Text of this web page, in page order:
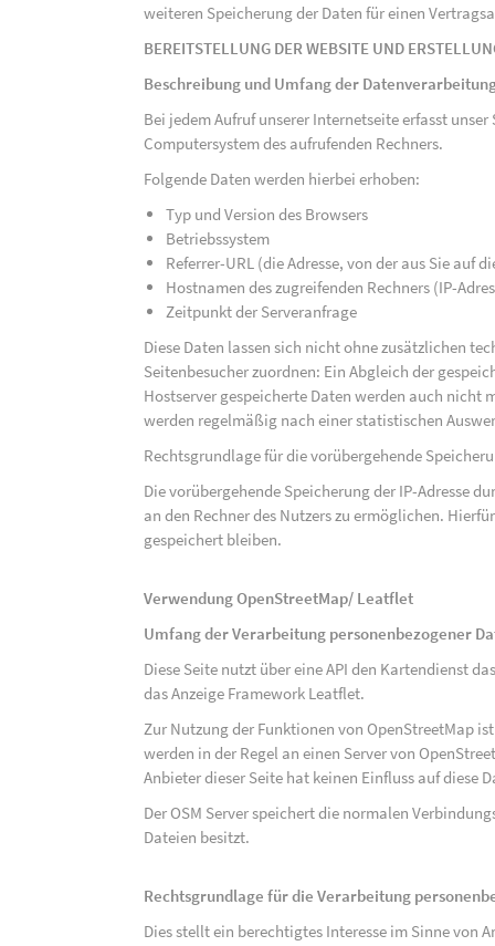
weiteren Speicherung der Daten für einen
BEREITSTELLUNG DER WEBSITE UND
Beschreibung und Umfang der
Bei jedem Aufruf unserer Internetseite erfasst
Computersystem des aufrufenden Rechners.
Folgende Daten werden hierbei erhoben:
Typ und Version des Browsers
Betriebssystem
Referrer-URL (die Adresse, von der aus Sie auf
Hostnamen des zugreifenden Rechners (IP-
Zeitpunkt der Serveranfrage
Diese Daten lassen sich nicht ohne zusätzlichen
Seitenbesucher zuordnen: Ein Abgleich der
Hostserver gespeicherte Daten werden auch nicht
werden regelmäßig nach einer statistischen
Rechtsgrundlage für die vorübergehende
Die vorübergehende Speicherung der IP-Adresse
an den Rechner des Nutzers zu ermöglichen.
gespeichert bleiben.
Verwendung OpenStreetMap/ Leatflet
Umfang der Verarbeitung personenbezogener
Diese Seite nutzt über eine API den Kartendienst
das Anzeige Framework Leatflet.
Zur Nutzung der Funktionen von OpenStreetMap
werden in der Regel an einen Server von
Anbieter dieser Seite hat keinen Einfluss auf diese
Der OSM Server speichert die normalen
Dateien besitzt.
Rechtsgrundlage für die Verarbeitung
Dies stellt ein berechtigtes Interesse im Sinne von